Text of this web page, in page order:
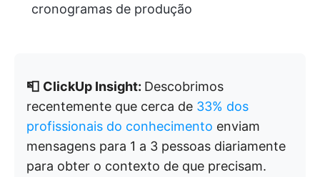
cronogramas de produção
📮 ClickUp Insight: Descobrimos
recentemente que cerca de 33% dos
profissionais do conhecimento enviam
mensagens para 1 a 3 pessoas diariamente
para obter o contexto de que precisam.